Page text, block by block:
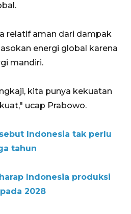
relatif aman dari dampak
energi global karena
mandiri.
kita punya kekuatan
ucap Prabowo.
Indonesia tak perlu
tahun
Indonesia produksi
2028